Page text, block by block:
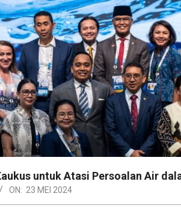
untuk Atasi Persoalan Air
ON: 23 MEI 2024